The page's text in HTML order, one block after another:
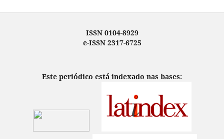
ISSN 0104-8929
e-ISSN 2317-6725
Este periódico está indexado nas bases: